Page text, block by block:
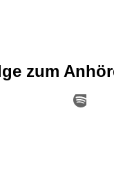
zum